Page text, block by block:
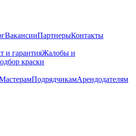
ВакансииПартнерыКонтакты
и гарантияЖалобы и
краски
ПодрядчикамАрендодателям